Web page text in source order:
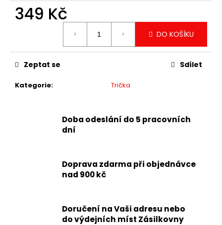
349 Kč
DO KOŠÍKU
Kategorie: Trička
Zeptat se Sdílet
Doba odeslání do 5 pracovních
dní
Doprava zdarma při objednávce
nad 900 kč
Doručení na Vaši adresu nebo
do výdejních míst Zásilkovny